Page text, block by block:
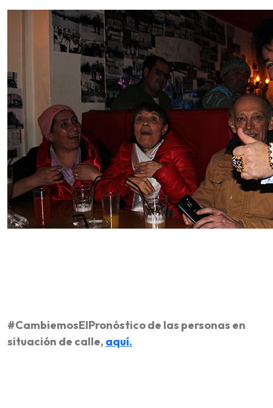
#CambiemosElPronóstico de las personas en
situación de calle, aquí.